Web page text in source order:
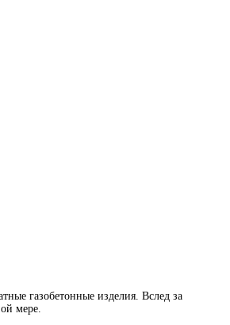
газобетонные изделия. Вслед за
мере.